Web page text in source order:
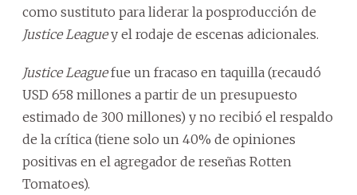
como sustituto para liderar la posproducción de
Justice Leaguey el rodaje de escenas adicionales.
Justice Leaguefue un fracaso en taquilla (recaudó
USD 658 millones a partir de un presupuesto
estimado de 300 millones) y no recibió el respaldo
de la crítica (tiene solo un 40% de opiniones
positivas en el agregador de reseñas Rotten
Tomatoes).